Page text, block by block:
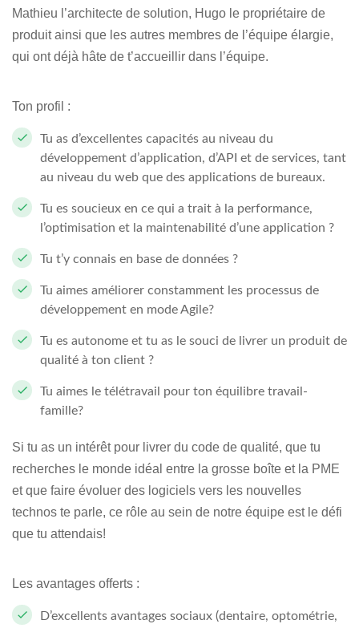
Mathieu l’architecte de solution, Hugo le propriétaire de
produit ainsi que les autres membres de l’équipe élargie,
qui ont déjà hâte de t’accueillir dans l’équipe.
Ton profil :
Tu as d’excellentes capacités au niveau du
développement d’application, d’API et de services, tant
au niveau du web que des applications de bureaux.
Tu es soucieux en ce qui a trait à la performance,
l’optimisation et la maintenabilité d’une application ?
Tu t’y connais en base de données ?
Tu aimes améliorer constamment les processus de
développement en mode Agile?
Tu es autonome et tu as le souci de livrer un produit de
qualité à ton client ?
Tu aimes le télétravail pour ton équilibre travail-
famille?
Si tu as un intérêt pour livrer du code de qualité, que tu
recherches le monde idéal entre la grosse boîte et la PME
et que faire évoluer des logiciels vers les nouvelles
technos te parle, ce rôle au sein de notre équipe est le défi
que tu attendais!
Les avantages offerts :
D’excellents avantages sociaux (dentaire, optométrie,